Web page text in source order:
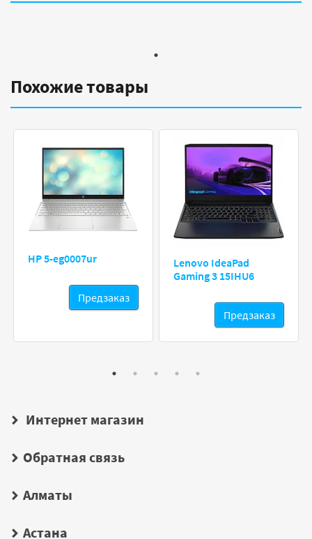
Похожие товары
HP 5-eg0007ur
Предзаказ
Lenovo IdeaPad
Gaming 3 15IHU6
Предзаказ
Интернет магазин
Обратная связь
Алматы
Астана